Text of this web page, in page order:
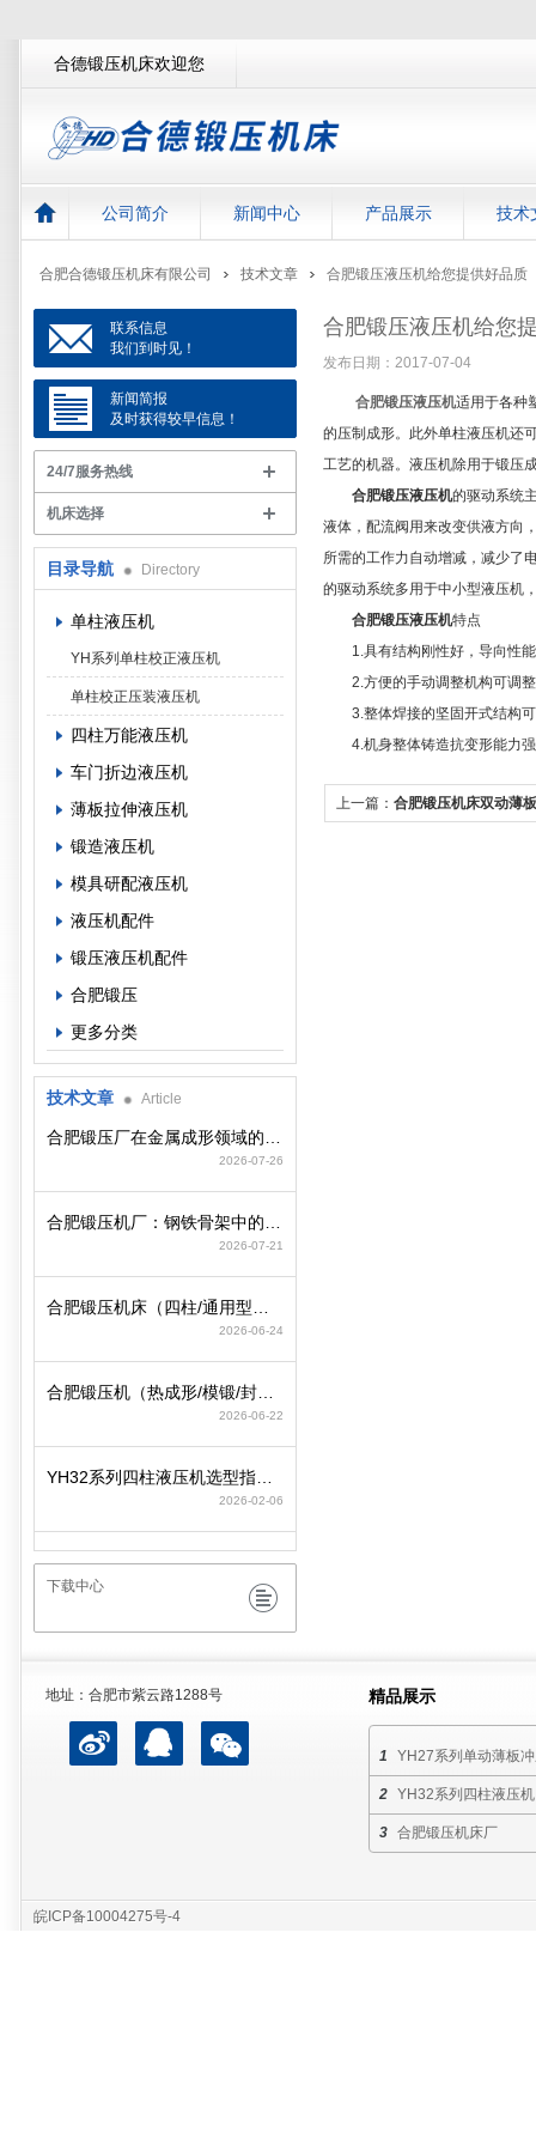
合德锻压机床欢迎您
公司简介 新闻中心 产品展示 技术
合肥合德锻压机床有限公司 技术文章 合肥锻压液压机给您提供好品质
合肥锻压液压机给您
发布日期：2017-07-04
合肥锻压液压机适用于各种
的压制成形。此外单柱液压机还
工艺的机器。液压机除用于锻压
合肥锻压液压机的驱动系统
液体，配流阀用来改变供液方向
所需的工作力自动增减，减少了
的驱动系统多用于中小型液压机
合肥锻压液压机特点
1.具有结构刚性好，导向性能
2.方便的手动调整机构可调整
3.整体焊接的坚固开式结构可
4.机身整体铸造抗变形能力强
上一篇：合肥锻压机床双动薄
联系信息
我们到时见！
新闻简报
及时获得较早信息！
24/7服务热线
机床选择
目录导航 Directory
单柱液压机
YH系列单柱校正液压机
单柱校正压装液压机
四柱万能液压机
车门折边液压机
薄板拉伸液压机
锻造液压机
模具研配液压机
液压机配件
锻压液压机配件
合肥锻压
更多分类
技术文章 Article
2026-07-26
2026-07-21
2026-06-24
2026-06-22
2026-02-06
下载中心
地址：合肥市紫云路1288号 精品展示
YH27系列单动薄板
YH32系列四柱液压机
合肥锻压机床厂
皖ICP备10004275号-4